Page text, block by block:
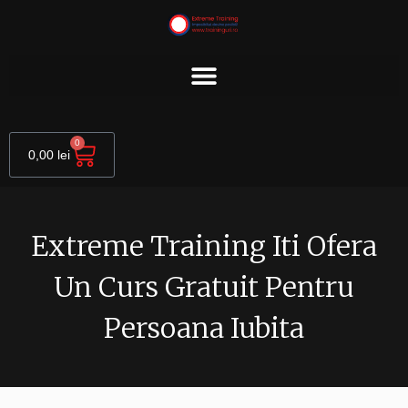
0,00 lei
0
Cart
Extreme Training Iti Ofera
Un Curs Gratuit Pentru
Persoana Iubita